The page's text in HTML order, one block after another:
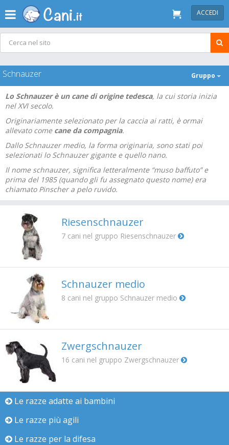
ACCEDI
Schnauzer Gruppo
Lo Schnauzer è un cane di origine tedesca, la cui storia inizia
nel XVI secolo.
Originariamente selezionato per la caccia ai ratti, è ormai
allevato come cane da compagnia.
Dallo Schnauzer medio, la forma originaria, sono stati poi
selezionati lo Schnauzer gigante e quello nano.
Il nome schnauzer, significa letteralmente “muso baffuto” e
prima del 1985 (quando gli fu assegnato questo nome) era
chiamato Pinscher a pelo ruvido.
Riesenschnauzer
7 cani nel gruppo Riesenschnauzer
Schnauzer medio
8 cani nel gruppo Schnauzer medio
Zwergschnauzer
16 cani nel gruppo Zwergschnauzer
Le razze adatte ai bambini
Le razze più agili
Le razze per la difesa